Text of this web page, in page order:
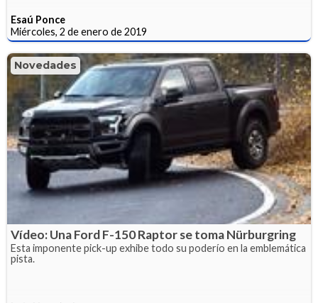
Esaú Ponce
Miércoles, 2 de enero de 2019
Novedades
Vídeo: Una Ford F-150 Raptor se toma Nürburgring
Esta imponente pick-up exhibe todo su poderío en la emblemática
pista.